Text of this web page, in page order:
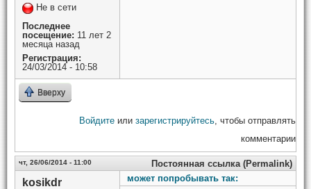
Не в сети
Последнее
посещение: 11 лет 2
месяца назад
Регистрация:
24/03/2014 - 10:58
Вверху
Войдите или зарегистрируйтесь, чтобы отправлять
комментарии
чт, 26/06/2014 - 11:00 Постоянная ссылка (Permalink)
kosikdr
может попробывать так: